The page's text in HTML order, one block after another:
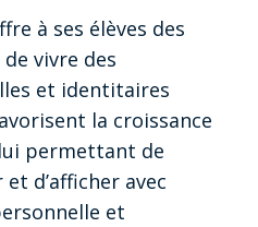
à ses élèves des
vivre des
et identitaires
la croissance
permettant de
d’afficher avec
et